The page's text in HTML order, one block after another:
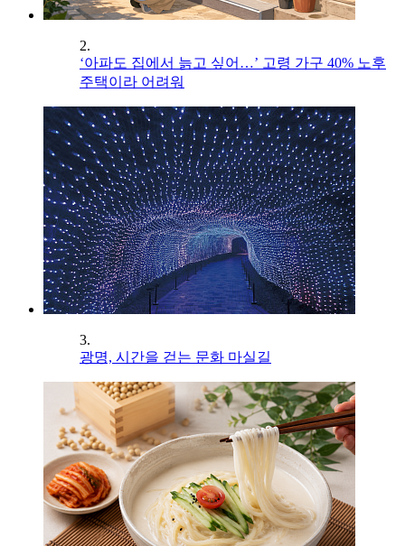
2.
‘아파도 집에서 늙고 싶어…’ 고령 가구 40% 노후
주택이라 어려워
3.
광명, 시간을 걷는 문화 마실길